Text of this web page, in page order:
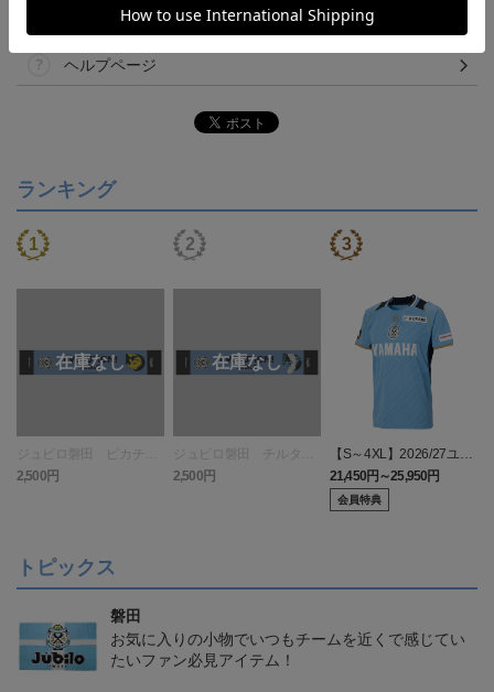
ギフト対応について
ヘルプページ
ランキング
ジュビロ磐田 ピカチュ
ウ タオルマフラー
2,500円
ジュビロ磐田 チルタリ
ス タオルマフラー
2,500円
【S～4XL】2026/27ユニ
フォーム オーセンティッ
クモデル:FP1st
21,450円～25,950円
会員特典
トピックス
磐田
お気に入りの小物でいつもチームを近くで感じてい
たいファン必見アイテム！